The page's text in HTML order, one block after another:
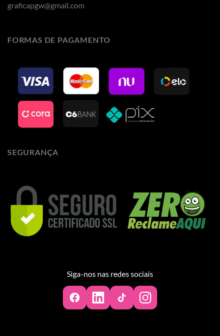
graficapgw@gmail.com
FORMAS DE PAGAMENTO
SEGURANÇA
Siga-nos nas redes sociais